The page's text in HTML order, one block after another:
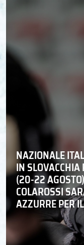
NAZIONALE
IN
(20-22
COLAROSSI
AZZURRE PER